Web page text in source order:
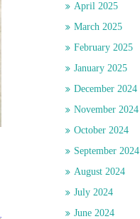
April 2025
March 2025
February 2025
January 2025
December 2024
November 2024
October 2024
September 2024
August 2024
July 2024
June 2024